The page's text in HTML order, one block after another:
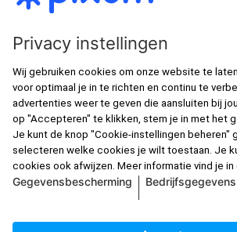
Nieuwe klanten korting
In de spotlight
Fotoboek zelf maken
Beste fotoafdrukken van België
Gsm-hoesjes met eigen foto
Jouw foto met een lijst
Foto op linnen afdrukken
Fotoposter maken
Alle prijzen zijn incl. btw en excl.
prijslijst, tenzij anders
© Pixum 2026